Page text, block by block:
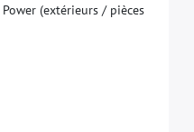
Power (extérieurs / pièces